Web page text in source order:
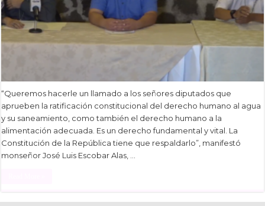
“Queremos hacerle un llamado a los señores diputados que
aprueben la ratificación constitucional del derecho humano al agua
y su saneamiento, como también el derecho humano a la
alimentación adecuada. Es un derecho fundamental y vital. La
Constitución de la República tiene que respaldarlo”, manifestó
monseñor José Luis Escobar Alas, …